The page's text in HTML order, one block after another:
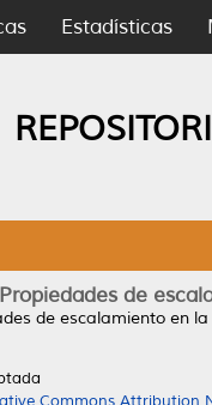
Estadísticas
Propiedades de
de escalamiento en